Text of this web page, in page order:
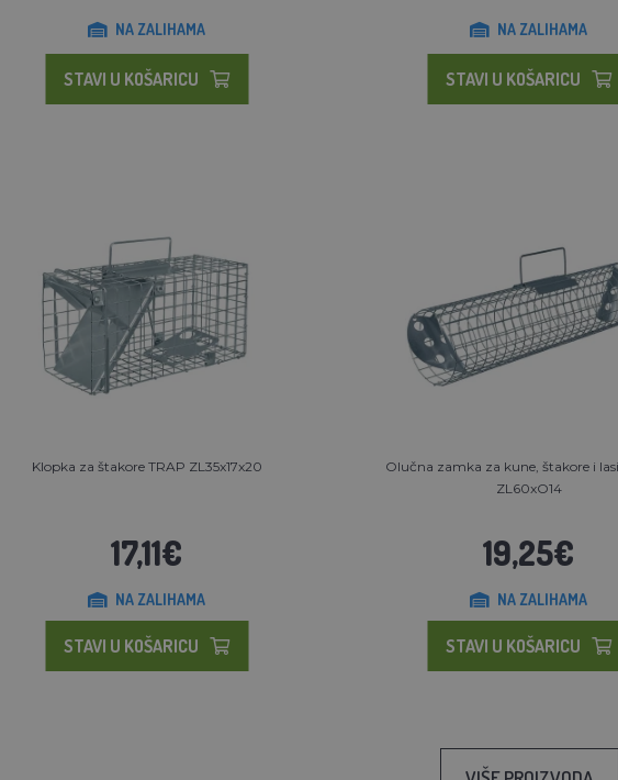
NA ZALIHAMA
STAVI U KOŠARICU
NA ZALIHAMA
STAVI U KOŠARICU
Klopka za štakore TRAP ZL35x17x20
17,11€
NA ZALIHAMA
STAVI U KOŠARICU
Olučna zamka za kune, štakore i
ZL60xO14
19,25€
NA ZALIHAMA
STAVI U KOŠARICU